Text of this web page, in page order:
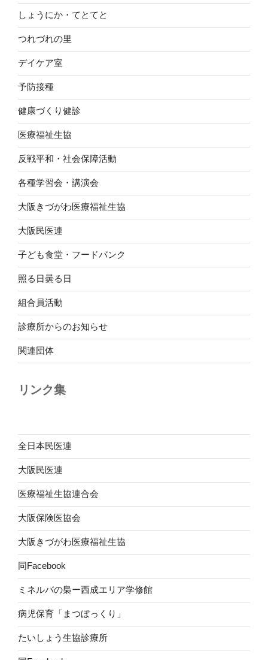
しょうにか・てとてと
つれづれの里
デイケア室
予防接種
健康づくり健診
医療福祉生協
反戦平和・社会保障活動
各種学習会・講演会
大阪きづがわ医療福祉生協
大阪民医連
子ども食堂・フードバンク
照る日曇る日
組合員活動
診療所からのお知らせ
関連団体
リンク集
全日本民医連
大阪民医連
医療福祉生協連合会
大阪保険医協会
大阪きづがわ医療福祉生協
同Facebook
ミネルバの梟ー西成エリア学修館
病児保育「まつぼっくり」
たいしょう生協診療所